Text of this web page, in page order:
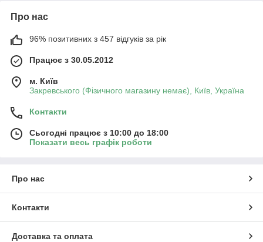
Про нас
96% позитивних з 457 відгуків за рік
Працює з 30.05.2012
м. Київ
Закревського (Фізичного магазину немає), Київ, Україна
Контакти
Сьогодні працює з 10:00 до 18:00
Показати весь графік роботи
Про нас
Контакти
Доставка та оплата